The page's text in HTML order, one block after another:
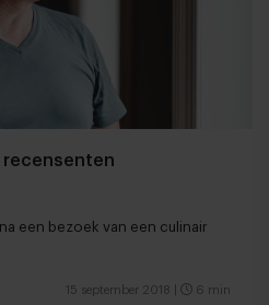
recensenten
een bezoek van een culinair
15 september 2018 6 min